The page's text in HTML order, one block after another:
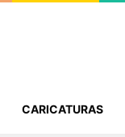
CARICATURAS